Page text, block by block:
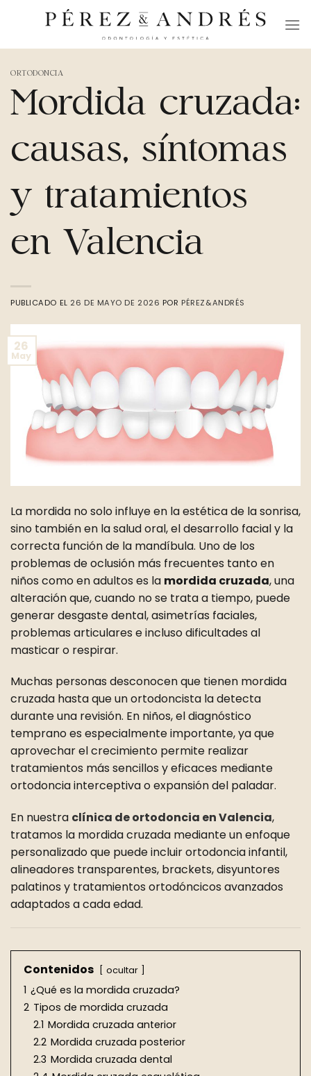
ORTODONCIA
Mordida cruzada:
causas, síntomas
y tratamientos
en Valencia
PUBLICADO EL 26 DE MAYO DE 2026 POR PÉREZ&ANDRÉS
26
May
La mordida no solo influye en la estética de la sonrisa,
sino también en la salud oral, el desarrollo facial y la
correcta función de la mandíbula. Uno de los
problemas de oclusión más frecuentes tanto en
niños como en adultos es la mordida cruzada, una
alteración que, cuando no se trata a tiempo, puede
generar desgaste dental, asimetrías faciales,
problemas articulares e incluso dificultades al
masticar o respirar.
Muchas personas desconocen que tienen mordida
cruzada hasta que un ortodoncista la detecta
durante una revisión. En niños, el diagnóstico
temprano es especialmente importante, ya que
aprovechar el crecimiento permite realizar
tratamientos más sencillos y eficaces mediante
ortodoncia interceptiva o expansión del paladar.
En nuestra clínica de ortodoncia en Valencia,
tratamos la mordida cruzada mediante un enfoque
personalizado que puede incluir ortodoncia infantil,
alineadores transparentes, brackets, disyuntores
palatinos y tratamientos ortodóncicos avanzados
adaptados a cada edad.
Contenidos ocultar
1 ¿Qué es la mordida cruzada?
2 Tipos de mordida cruzada
2.1 Mordida cruzada anterior
2.2 Mordida cruzada posterior
2.3 Mordida cruzada dental